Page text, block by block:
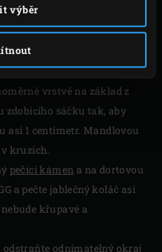
výběr
dortovou formu (Ø 18
Těsto rozválejte na
na tloušťku asi 5
formu.
vrstvě na základ z
zdobicího sáčku tak, aby
asi 1 centimetr. Mandlovou
kruzích.
pečicí kámen a na dortovou
a pečte jablečný koláč asi
křupavé a
odstraňte odnímatelný okraj